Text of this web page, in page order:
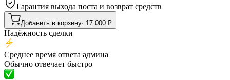
Гарантия выхода поста и возврат средств
Добавить в корзину· 17 000 ₽
Надёжность сделки
Среднее время ответа админа
Обычно отвечает быстро